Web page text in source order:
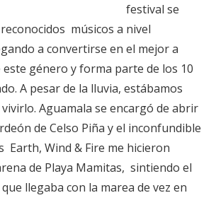
festival se
músicos a nivel
a convertirse en el mejor a
este género y forma parte de los 10
A pesar de la lluvia, estábamos
Aguamala se encargó de abrir
de Celso Piña y el inconfundible
Earth, Wind & Fire me hicieron
de Playa Mamitas, sintiendo el
llegaba con la marea de vez en